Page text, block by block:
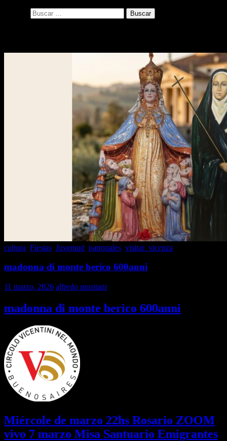
cultura Fiestas Juventud patronales visitar_vicenza
madonna di monte berico 600anni
11 marzo, 2026 alfredo musitani
madonna di monte berico 600anni
Miércole de marzo 22hs Rosario ZOOM
vivo 7 marzo Misa Santuario Emigrantes